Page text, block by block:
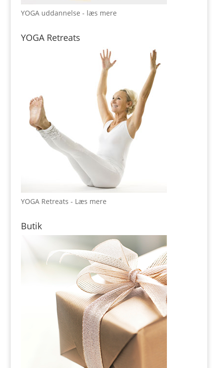
YOGA uddannelse - læs mere
YOGA Retreats
YOGA Retreats - Læs mere
Butik